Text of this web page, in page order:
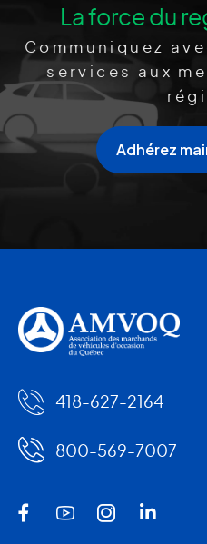
La force du
Communiquez
services aux
Adhérez
418-627-2164
800-569-7007